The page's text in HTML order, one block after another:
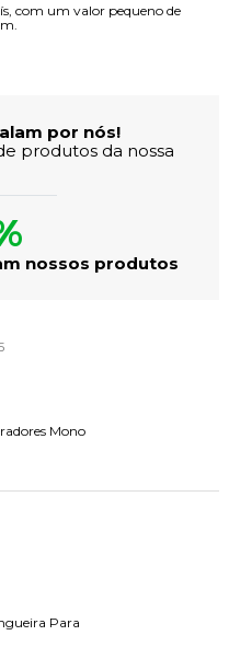
com um valor pequeno de
por nós!
produtos da nossa
nossos produtos
Mono
Para